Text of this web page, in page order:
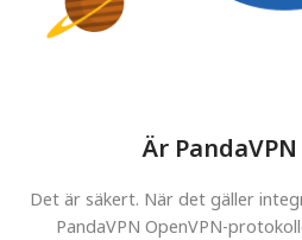
Är
Det är säkert. När det gäller
PandaVPN OpenVPN-